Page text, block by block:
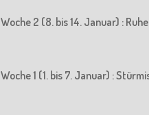
Woche 2 (8. bis 14. Januar) :
Woche 1 (1. bis 7. Januar) :